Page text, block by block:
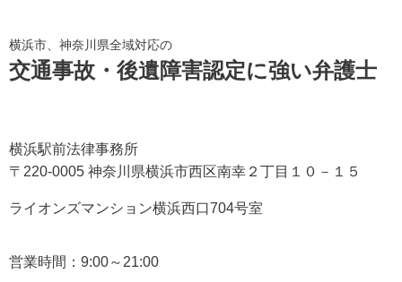
横浜市、神奈川県全域対応の
交通事故・後遺障害認定に強い弁護士
横浜駅前法律事務所
〒220-0005 神奈川県横浜市西区南幸２丁目１０－１５
ライオンズマンション横浜西口704号室
営業時間：9:00～21:00